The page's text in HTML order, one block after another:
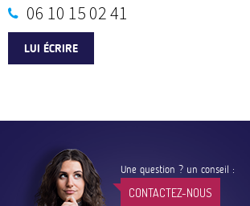
06 10 15 02 41
LUI ÉCRIRE
Une question ? un conseil :
CONTACTEZ-NOUS